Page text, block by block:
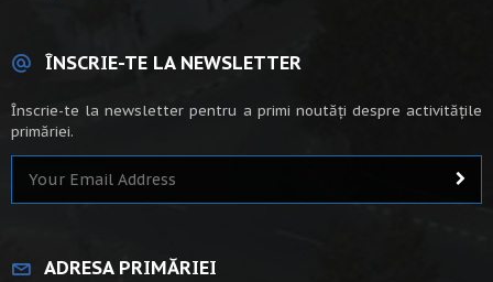
ÎNSCRIE-TE LA NEWSLETTER
Înscrie-te la newsletter pentru a primi noutăți despre activitățile
primăriei.
ADRESA PRIMĂRIEI